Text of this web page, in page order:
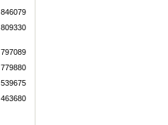
846079
809330
797089
779880
539675
463680